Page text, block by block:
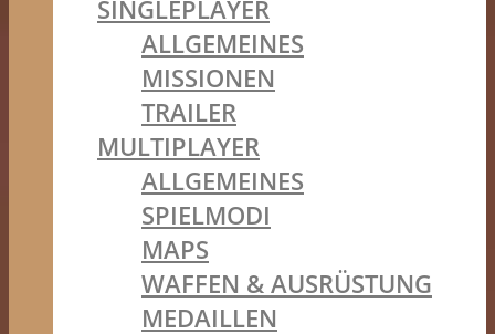
SINGLEPLAYER
ALLGEMEINES
MISSIONEN
TRAILER
MULTIPLAYER
ALLGEMEINES
SPIELMODI
MAPS
WAFFEN & AUSRÜSTUNG
MEDAILLEN